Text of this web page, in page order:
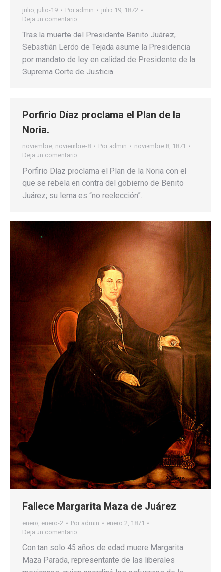
julio, julio-19 Por admin
julio 19, 1872
Deja un comentario
Tras la muerte del Presidente Benito Juárez,
Sebastián Lerdo de Tejada asume la Presidencia
por mandato de ley en calidad de Presidente de la
Suprema Corte de Justicia.
Porfirio Díaz proclama el Plan de la
Noria.
noviembre, noviembre-8 Por admin
noviembre 8, 1871
Deja un comentario
Porfirio Díaz proclama el Plan de la Noria con el
que se rebela en contra del gobierno de Benito
Juárez; su lema es “no reelección”.
Fallece Margarita Maza de Juárez
enero enero-2 Por admin
enero 2, 1871
Deja un comentario
Con tan solo 45 años de edad muere Margarita
Maza Parada, representante de las liberales